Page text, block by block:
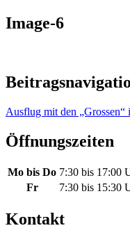
Image-6
Ausflug mit den
Öffnungszeiten
Mo bis Do 7:30 bis 17:00
Fr
7:30 bis 15:30
Kontakt